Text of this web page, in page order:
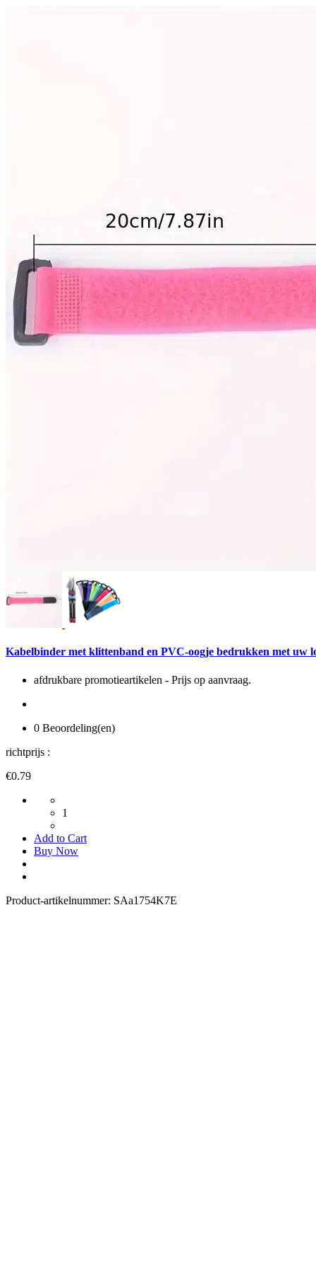
Kabelbinder met klittenband en PVC-oogje bedrukken met uw
afdrukbare promotieartikelen - Prijs op aanvraag.
0 Beoordeling(en)
richtprijs :
€0.79
1
Add to Cart
Buy Now
Product-artikelnummer: SAa1754K7E